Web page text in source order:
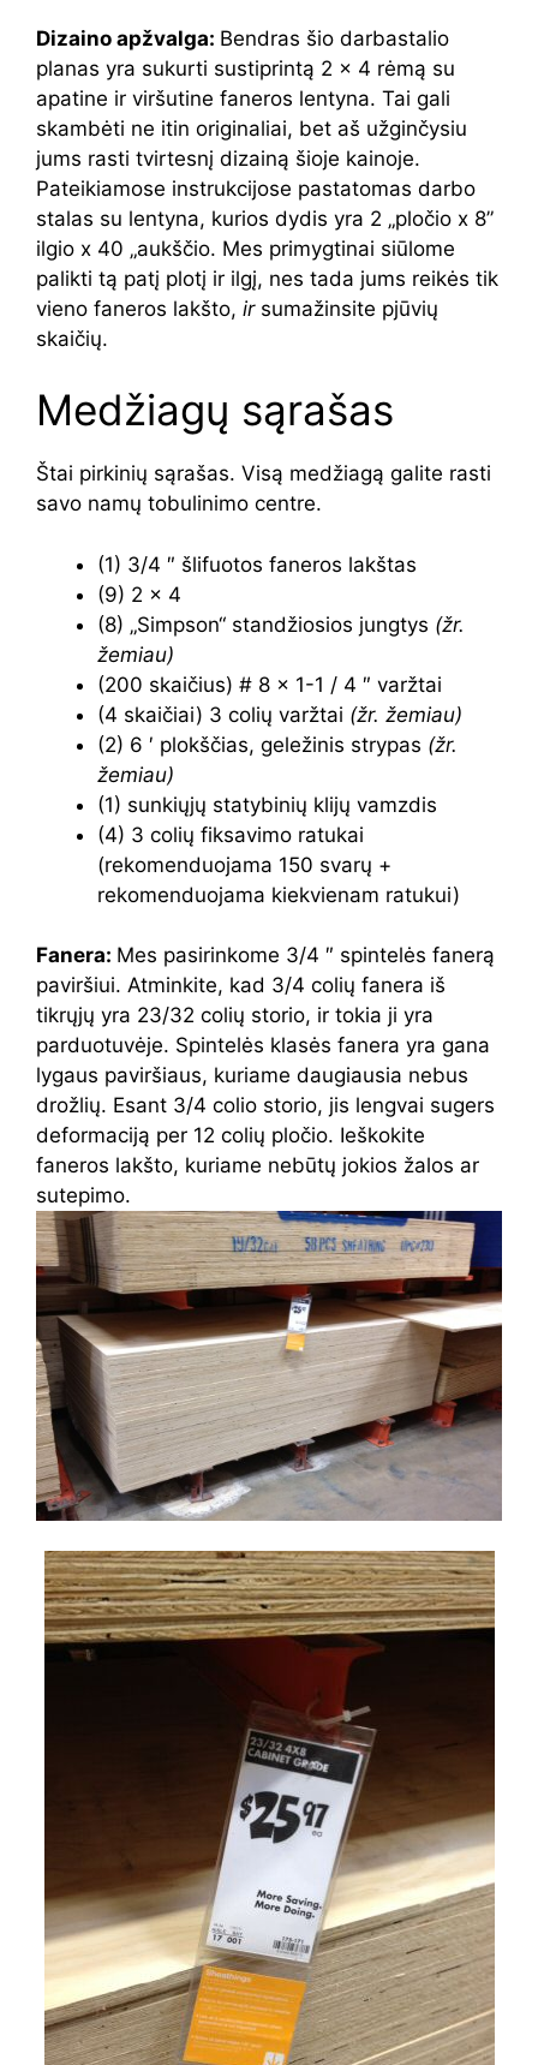
Dizaino apžvalga: Bendras šio darbastalio
planas yra sukurti sustiprintą 2 × 4 rėmą su
apatine ir viršutine faneros lentyna. Tai gali
skambėti ne itin originaliai, bet aš užginčysiu
jums rasti tvirtesnį dizainą šioje kainoje.
Pateikiamose instrukcijose pastatomas darbo
stalas su lentyna, kurios dydis yra 2 „pločio x 8”
ilgio x 40 „aukščio. Mes primygtinai siūlome
palikti tą patį plotį ir ilgį, nes tada jums reikės tik
vieno faneros lakšto, irsumažinsite pjūvių
skaičių.
Medžiagų sąrašas
Štai pirkinių sąrašas. Visą medžiagą galite rasti
savo namų tobulinimo centre.
(1) 3/4 ″ šlifuotos faneros lakštas
(9) 2 × 4
(8) „Simpson“ standžiosios jungtys (žr.
žemiau)
(200 skaičius) # 8 x 1-1 / 4 ″ varžtai
(4 skaičiai) 3 colių varžtai (žr. žemiau)
(2) 6 ′ plokščias, geležinis strypas (žr.
žemiau)
(1) sunkiųjų statybinių klijų vamzdis
(4) 3 colių fiksavimo ratukai
(rekomenduojama 150 svarų +
rekomenduojama kiekvienam ratukui)
Fanera: Mes pasirinkome 3/4 ″ spintelės fanerą
paviršiui. Atminkite, kad 3/4 colių fanera iš
tikrųjų yra 23/32 colių storio, ir tokia ji yra
parduotuvėje. Spintelės klasės fanera yra gana
lygaus paviršiaus, kuriame daugiausia nebus
drožlių. Esant 3/4 colio storio, jis lengvai sugers
deformaciją per 12 colių pločio. Ieškokite
faneros lakšto, kuriame nebūtų jokios žalos ar
sutepimo.